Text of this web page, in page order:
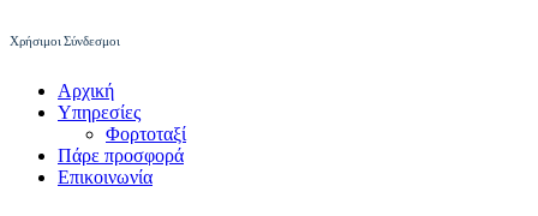
Χρήσιμοι Σύνδεσμοι
Αρχική
Υπηρεσίες
Φορτοταξί
Πάρε προσφορά
Επικοινωνία